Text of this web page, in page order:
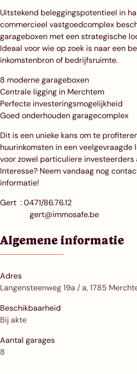
Uitstekend beleggingspotentieel in
commercieel vastgoedcomplex
garageboxen met een strategische
Ideaal voor wie op zoek is naar een
inkomstenbron of bedrijfsruimte.
8 moderne garageboxen
Centrale ligging in Merchtem
Perfecte investeringsmogelijkheid
Goed onderhouden garagecomplex
Dit is een unieke kans om te
huurinkomsten in een
voor zowel particuliere investeerders
Interesse? Neem vandaag nog
informatie!
Gert : 0471/86.76.12
gert@immosafe.be
Algemene informatie
Adres
Langensteenweg 19a / a, 1785
Beschikbaarheid
Bij akte
Aantal garages
8